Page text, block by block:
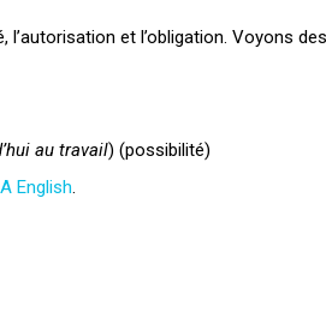
et l’obligation. Voyons
au travail) (possibilité)
English.